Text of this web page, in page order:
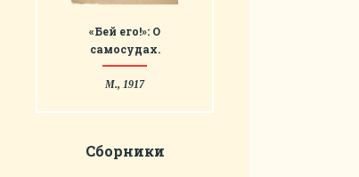
«Бей его!»: О
самосудах.
М., 1917
Сборники